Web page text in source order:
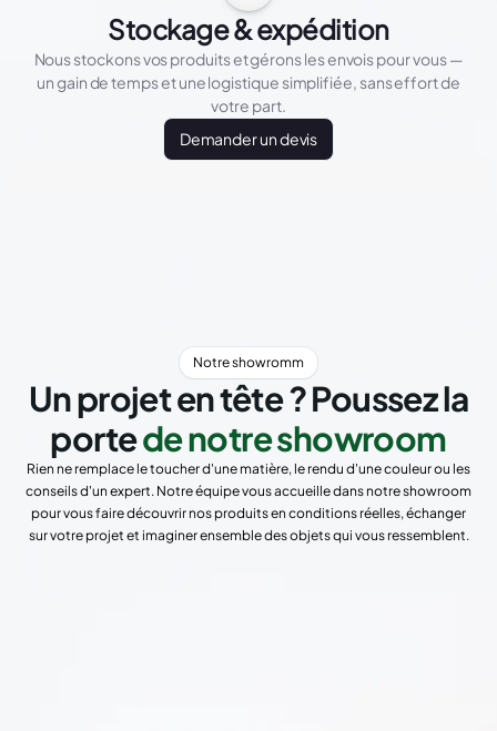
Stockage & expédition
Nous stockons vos produits et gérons les envois pour vous —
un gain de temps et une logistique simplifiée, sans effort de
votre part.
Demander un devis
Notre showromm
Un projet en tête ? Poussez la
portede notre showroom
Rien ne remplace le toucher d'une matière, le rendu d'une couleur ou les
conseils d'un expert. Notre équipe vous accueille dans notre showroom
pour vous faire découvrir nos produits en conditions réelles, échanger
sur votre projet et imaginer ensemble des objets qui vous ressemblent.